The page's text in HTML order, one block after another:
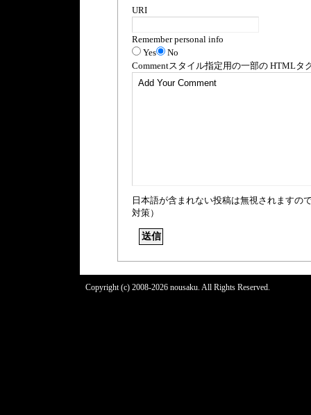
URI
Remember personal info
Yes
No
Commentスタイル指定用の一部の HTMLタ
日本語が含まれない投稿は無視されますの
対策）
Copyright (c) 2008-2026 nousaku. All Rights Reserved.